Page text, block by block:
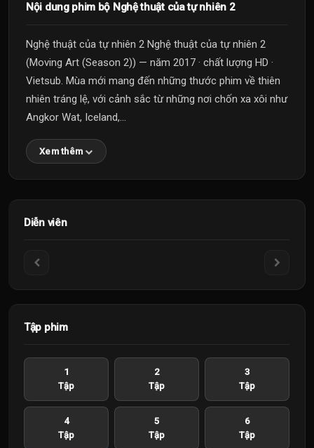
Nội dung phim bộ Nghệ thuật của tự nhiên 2
Nghệ thuật của tự nhiên 2 Nghệ thuật của tự nhiên 2
(Moving Art (Season 2)) — năm 2017 · chất lượng HD ·
Vietsub. Mùa mới mang đến những thước phim về thiên
nhiên tráng lệ, với cảnh sắc từ những nơi chốn xa xôi như
Angkor Wat, Iceland,...
Xem thêm
Diễn viên
Tập phim
1
Tập
2
Tập
3
Tập
4
Tập
5
Tập
6
Tập